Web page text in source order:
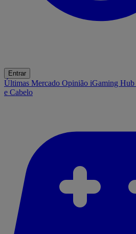
Entrar
Últimas Mercado Opinião iGaming Hub
e Cabelo